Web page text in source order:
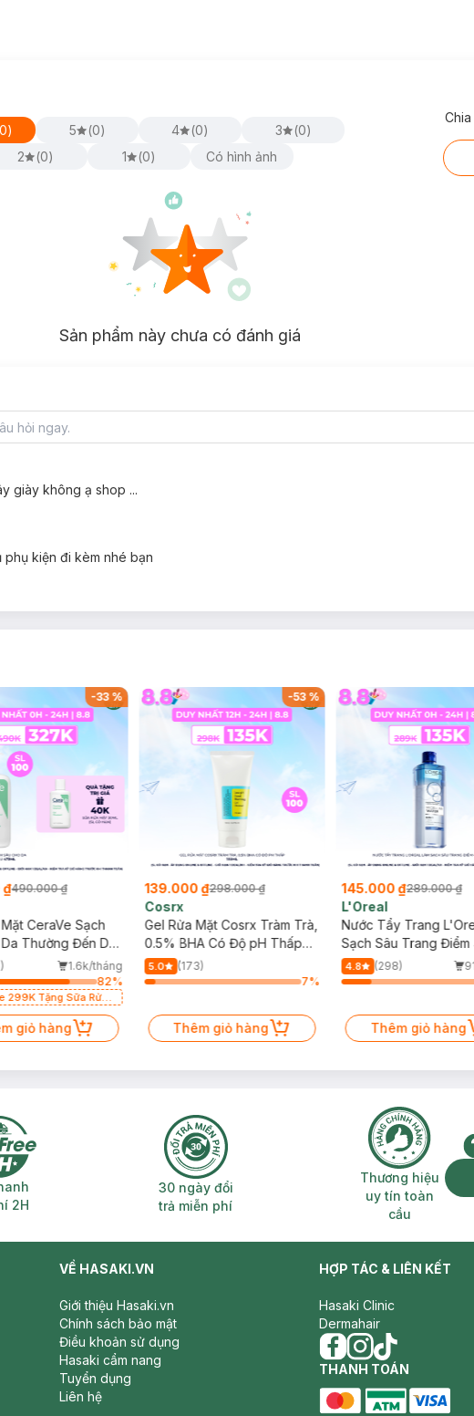
) 5 (0) 4 (0) 3 (0)
2
(0) 1 (0) Có hình ảnh
Sản phẩm này chưa có đánh giá
giày không ạ shop ...
kiện đi kèm nhé bạn
-33%
₫490.000 ₫
CeraVe Sạch
Thường Đến Da
1.6k/tháng
82%
299K Tặng Sữa Rửa
giỏ hàng
-53%
139.000 ₫298.000 ₫
Cosrx
Gel Rửa Mặt Cosrx Tràm Trà,
0.5% BHA Có Độ pH Thấp
150ml
5.0
(173)
7%
Thêm giỏ hàng
145.000 ₫289.000 ₫
L'Oreal
Nước Tẩy Trang
Sạch Sâu Trang Điểm
4.8 (298)
Thêm giỏ hàng
nhanh miễn phí 2H
2H
30 ngày đổi trả miễn phí
30 ngày đổi
trả miễn phí
Thương
Thương hiệu
uy tín toàn
cầu
VỀ HASAKI.VN
Giới thiệu Hasaki.vn
Chính sách bảo mật
Điều khoản sử dụng
Hasaki cẩm nang
Tuyển dụng
Liên hệ
HỢP TÁC & LIÊN KẾT
Hasaki Clinic
Dermahair
facebook
instagram
tiktok
THANH TOÁN